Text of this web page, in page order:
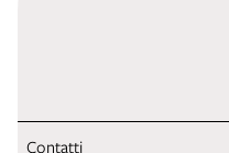
Contatti